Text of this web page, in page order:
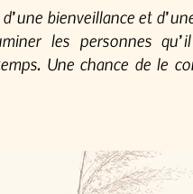
bienveillance et
les personnes
Une chance de le